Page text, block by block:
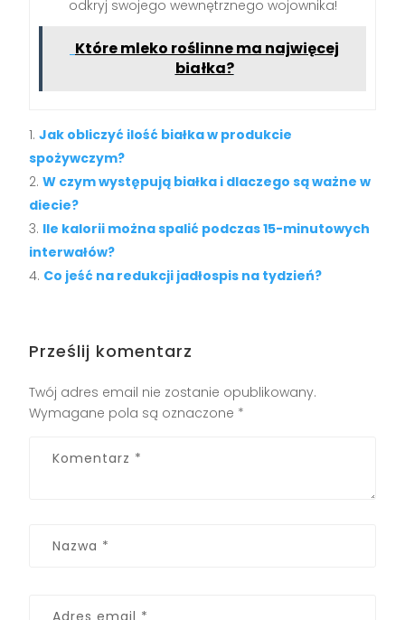
odkryj swojego wewnętrznego wojownika!
Które mleko roślinne ma najwięcej
białka?
Jak obliczyć ilość białka w produkcie
spożywczym?
W czym występują białka i dlaczego są ważne w
diecie?
Ile kalorii można spalić podczas 15-minutowych
interwałów?
Co jeść na redukcji jadłospis na tydzień?
Prześlij komentarz
Twój adres email nie zostanie opublikowany.
Wymagane pola są oznaczone *